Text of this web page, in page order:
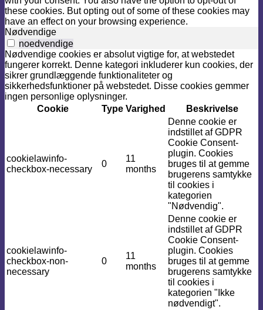
these cookies. But opting out of some of these cookies may
have an effect on your browsing experience.
Nødvendige
noedvendige
Nødvendige cookies er absolut vigtige for, at webstedet
fungerer korrekt. Denne kategori inkluderer kun cookies, der
sikrer grundlæggende funktionaliteter og
sikkerhedsfunktioner på webstedet. Disse cookies gemmer
ingen personlige oplysninger.
Cookie
Type Varighed Beskrivelse
cookielawinfo-
checkbox-necessary
0
11
months
Denne cookie er
indstillet af GDPR
Cookie Consent-
plugin. Cookies
bruges til at gemme
brugerens samtykke
til cookies i
kategorien
"Nødvendig".
cookielawinfo-
checkbox-non-
necessary
0
11
months
Denne cookie er
indstillet af GDPR
Cookie Consent-
plugin. Cookies
bruges til at gemme
brugerens samtykke
til cookies i
kategorien "Ikke
nødvendigt".